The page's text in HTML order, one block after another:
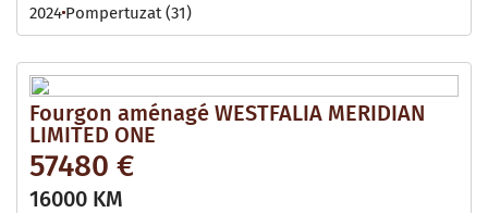
2024 Pompertuzat (31)
Fourgon aménagé WESTFALIA MERIDIAN
LIMITED ONE
57480 €
16000 KM